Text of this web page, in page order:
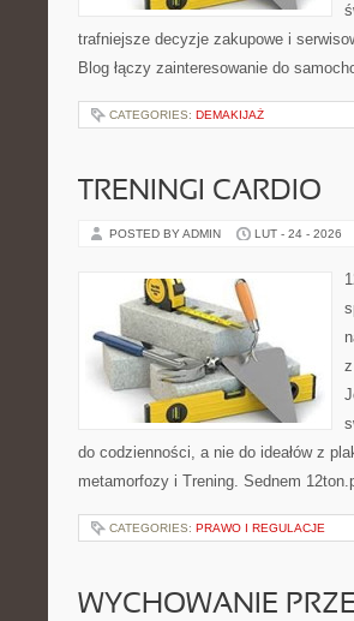
trafniejsze decyzje zakupowe i
Blog łączy zainteresowanie do
CATEGORIES: DEMAKIJAŻ
TRENINGI CARDIO
POSTED BY ADMIN LUT - 24 - 2026
do codzienności, a nie do ideałów z
metamorfozy i Trening. Sednem
CATEGORIES: PRAWO I REGULACJE
WYCHOWANIE